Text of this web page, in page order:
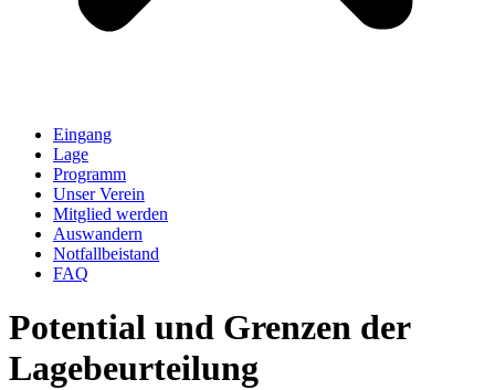
Eingang
Lage
Programm
Unser Verein
Mitglied werden
Auswandern
Notfallbeistand
FAQ
Potential und Grenzen der
Lagebeurteilung